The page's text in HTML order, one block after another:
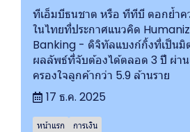
ทีเอ็มบีธนชาต หรือ ทีทีบี ตอกย้ำค
ในไทยที่ประกาศแนวคิด
Banking - ดิจิทัลแบงก์กิ้งที่เป็นมิต
ผลลัพธ์ที่จับต้องได้ตลอด 3 ปี ผ่
ครองใจลูกค้ากว่า 5.9 ล้านราย
17 ธ.ค. 2025
หน้าแรก การเงิน